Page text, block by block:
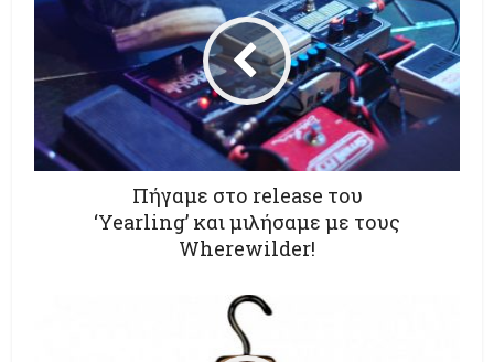
Πήγαμε στο release του
‘Yearling’ και μιλήσαμε με τους
Wherewilder!